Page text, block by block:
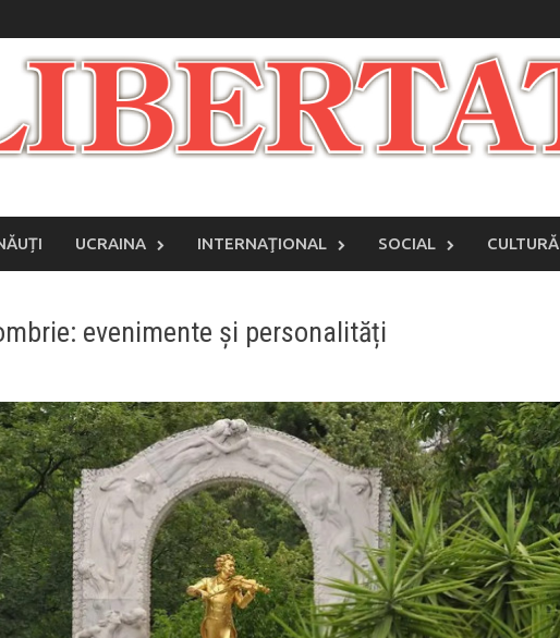
UCRAINA INTERNAŢIONAL SOCIAL CULTURĂ
evenimente și personalități